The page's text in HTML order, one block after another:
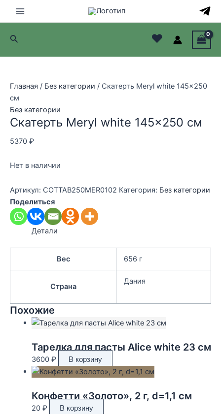
Main
Menu
Поиск ♥
Главная / Без категории / Скатерть Meryl white 145×250
см
Без категории
Скатерть Meryl white 145×250 см
5370 ₽
Нет в наличии
Артикул: COTTAB250MER0102 Категория: Без категории
Поделиться
Детали
Вес 656 г
Страна
Дания
Похожие
Тарелка для пасты Alice white 23 см
3600 ₽ В корзину
Конфетти «Золото», 2 г, d=1,1 см
20 ₽ В корзину